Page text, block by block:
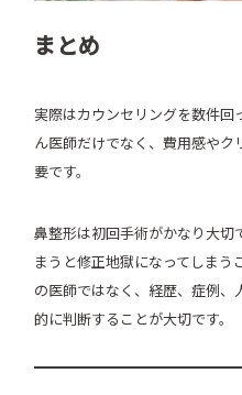
まとめ
実際はカウンセリングを数件回
ん医師だけでなく、費用感や
要です。
鼻整形は初回手術がかなり大切
まうと修正地獄になってしまう
の医師ではなく、経歴、症例
的に判断することが大切です。